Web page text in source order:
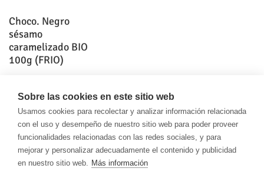
Choco. Negro
sésamo
caramelizado BIO
100g (FRIO)
IDEAS, S. COOP. AND. DE INTERÉS SOCIAL
Sobre las cookies en este sitio web
Usamos cookies para recolectar y analizar información relacionada
con el uso y desempeño de nuestro sitio web para poder proveer
funcionalidades relacionadas con las redes sociales, y para
mejorar y personalizar adecuadamente el contenido y publicidad
en nuestro sitio web. Más información